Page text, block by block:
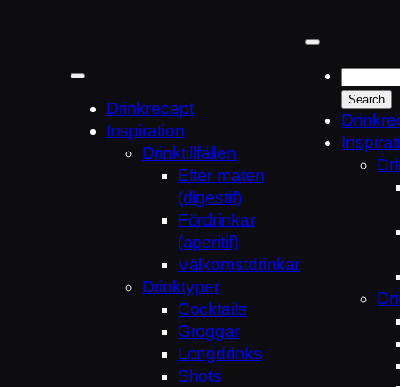
Drinkrecept
Inspiration
Drinktillfällen
Efter maten
(digestif)
Fördrinkar
(aperitif)
Välkomstdrinkar
Drinktyper
Cocktails
Groggar
Longdrinks
Shots